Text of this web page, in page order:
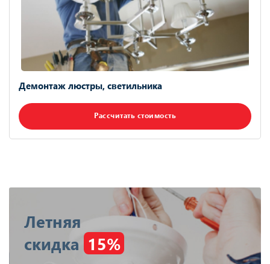
Демонтаж люстры, светильника
Рассчитать стоимость
Летняя
скидка 15%